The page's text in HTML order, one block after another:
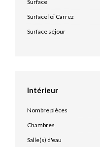
Surface
Surface loi Carrez
Surface séjour
Intérieur
Nombre pièces
Chambres
Salle(s) d'eau